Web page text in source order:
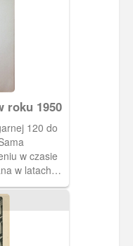
roku 1950
120 do
w czasie
w latach